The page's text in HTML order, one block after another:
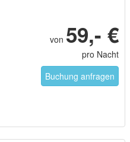
von 59,- €
pro Nacht
Buchung anfragen